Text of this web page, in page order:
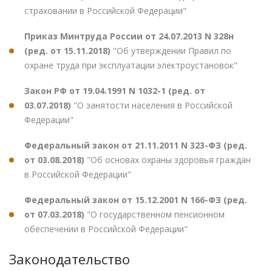
страховании в Российской Федерации"
Приказ Минтруда России от 24.07.2013 N 328н
(ред. от 15.11.2018) "Об утверждении Правил по
охране труда при эксплуатации электроустановок"
Закон РФ от 19.04.1991 N 1032-1 (ред. от
03.07.2018) "О занятости населения в Российской
Федерации"
Федеральный закон от 21.11.2011 N 323-ФЗ (ред.
от 03.08.2018) "Об основах охраны здоровья граждан
в Российской Федерации"
Федеральный закон от 15.12.2001 N 166-ФЗ (ред.
от 07.03.2018) "О государственном пенсионном
обеспечении в Российской Федерации"
Законодательство